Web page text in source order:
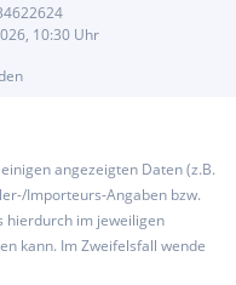
10:30Uhr
angezeigten Daten (z.B.
Importeurs-Angaben bzw.
hierdurch im jeweiligen
kann. Im Zweifelsfall wende